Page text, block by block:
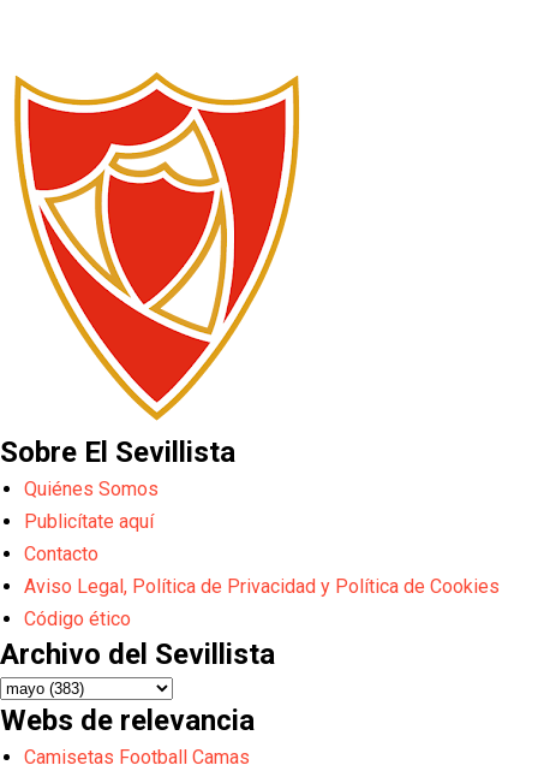
Sobre El Sevillista
Quiénes Somos
Publicítate aquí
Contacto
Aviso Legal, Política de Privacidad y Política de Cookies
Código ético
Archivo del Sevillista
Webs de relevancia
Camisetas Football Camas